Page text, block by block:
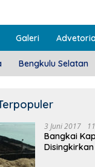
Galeri
Bengkulu Selatan
3 Juni 2017
Bangkai
Disingkirkan